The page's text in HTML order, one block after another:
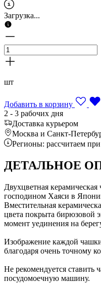
Загрузка...
шт
Добавить в корзину
2 - 3 рабочих дня
Доставка курьером
Москва и Санкт-
Регионы: рассчитаем
ДЕТАЛЬНОЕ
Двухцветная
господином Хаяси в
Вместительная
цвета покрыта бирюзовой
момент уединения на
Изображение каждой
благодаря очень точному
Не рекомендуется
посудомоечную машину.